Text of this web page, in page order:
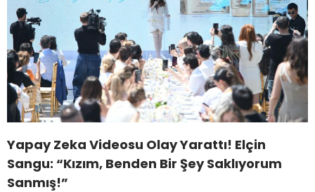
Yapay Zeka Videosu Olay Yarattı! Elçin
Sangu: “Kızım, Benden Bir Şey Saklıyorum
Sanmış!”